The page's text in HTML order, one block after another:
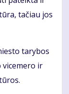
ta­čiau jos
ta­ry­bos
ir